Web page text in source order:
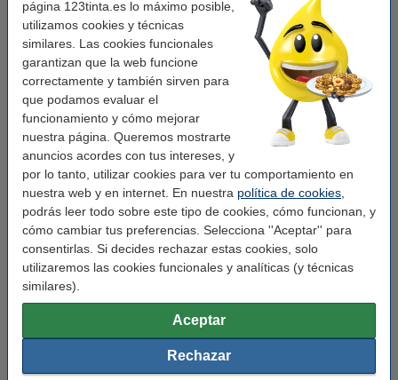
página 123tinta.es lo máximo posible,
utilizamos cookies y técnicas
similares. Las cookies funcionales
garantizan que la web funcione
correctamente y también sirven para
que podamos evaluar el
funcionamiento y cómo mejorar
nuestra página. Queremos mostrarte
anuncios acordes con tus intereses, y
por lo tanto, utilizar cookies para ver tu comportamiento en
nuestra web y en internet. En nuestra política de cookies
podrás leer todo sobre este tipo de cookies, cómo funcionan, y
cómo cambiar tus preferencias. Selecciona ''Aceptar'' para
consentirlas. Si decides rechazar estas cookies, solo
utilizaremos las cookies funcionales y analíticas (y técnicas
similares).
Aceptar
Rechazar
Productos interesantes para ti
Echa un vistazo a esta selección de nuestro catálogo de artículos
de papelería y empieza a dibujar: